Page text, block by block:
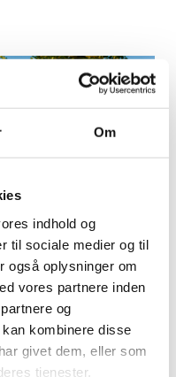
Om
indhold og
til sociale medier og til
også oplysninger om
vores partnere inden
og
kombinere disse
givet dem, eller som
tjenester.
-14:00
Nordborg, Danmark